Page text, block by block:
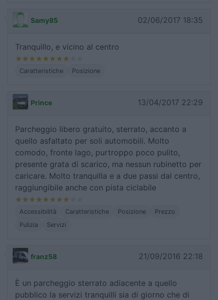
Samy85 02/06/2017 18:35
Tranquillo, e vicino al centro
Caratteristiche Posizione
Prince 13/04/2017 22:29
Parcheggio libero gratuito, sterrato, accanto a
quello asfaltato per soli automobili. Molto
comodo, fronte lago, purtroppo poco pulito,
presente grata di scarico, ma nessun rubinetto per
caricare. Molto tranquilla e a due passi dal centro,
raggiungibile anche con pista ciclabile
Accessibilità Caratteristiche Posizione
Prezzo
Pulizia
Servizi
franz58 21/09/2016 22:18
È un parcheggio sterrato adiacente a quello
pubblico la servizi tranquilli sia di giorno che di